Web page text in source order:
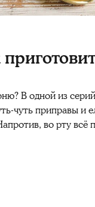
В одной из
чутьприправыи
во рту